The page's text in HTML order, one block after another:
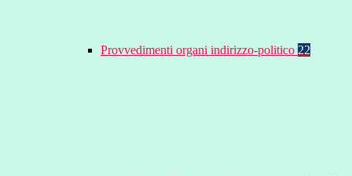
Provvedimenti organi indirizzo-politico 22